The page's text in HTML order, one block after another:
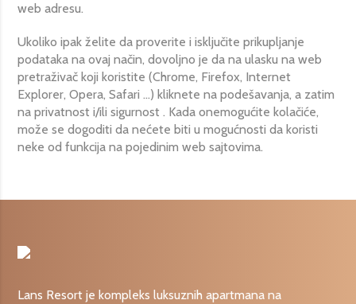
web adresu.
Ukoliko ipak želite da proverite i isključite prikupljanje
podataka na ovaj način, dovoljno je da na ulasku na web
pretraživač koji koristite (Chrome, Firefox, Internet
Explorer, Opera, Safari …) kliknete na podešavanja, a zatim
na privatnost i/ili sigurnost . Kada onemogućite kolačiće,
može se dogoditi da nećete biti u mogućnosti da koristi
neke od funkcija na pojedinim web sajtovima.
Lans Resort je kompleks luksuznih apartmana na